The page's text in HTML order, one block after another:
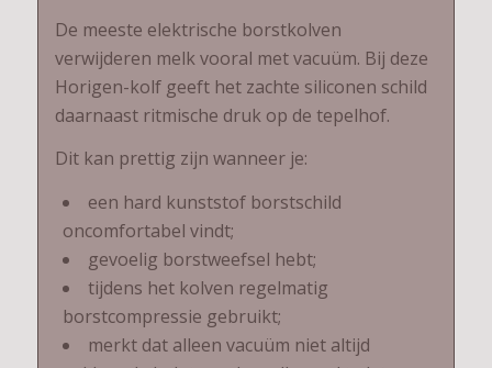
De meeste elektrische borstkolven
verwijderen melk vooral met vacuüm. Bij deze
Horigen-kolf geeft het zachte siliconen schild
daarnaast ritmische druk op de tepelhof.
Dit kan prettig zijn wanneer je:
een hard kunststof borstschild
oncomfortabel vindt;
gevoelig borstweefsel hebt;
tijdens het kolven regelmatig
borstcompressie gebruikt;
merkt dat alleen vacuüm niet altijd